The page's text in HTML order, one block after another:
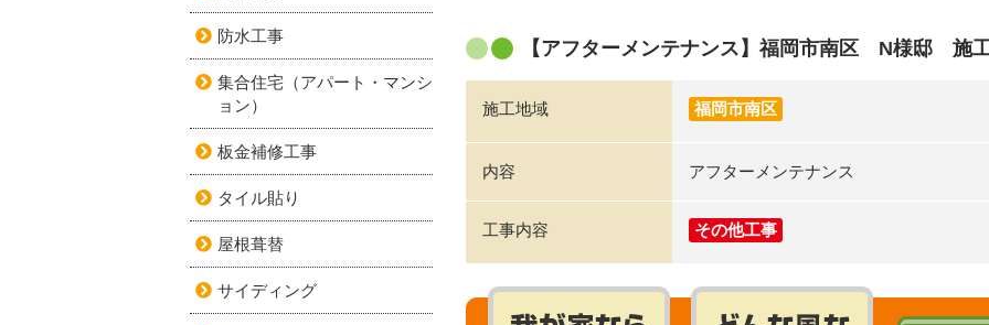
【アフターメンテナンス】福岡市南区 N様邸 施
施工地域 福岡市南区
内容 アフターメンテナンス
工事内容 その他工事
防水工事
集合住宅（アパート・マンシ
ョン）
板金補修工事
タイル貼り
屋根葺替
サイディング